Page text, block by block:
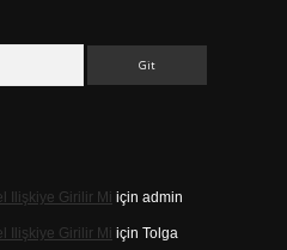
Ilişkiye Girilir Mi için admin
Ilişkiye Girilir Mi için Tolga